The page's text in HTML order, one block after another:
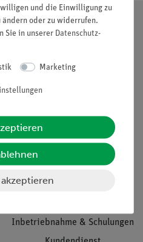
Service
Übersicht Service
Inbetriebnahme & Schulungen
und die Einwilligung zu
oder zu widerrufen.
Sie in unserer Daten­schutz­
Marketing